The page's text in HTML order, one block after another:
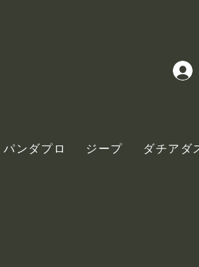
パンダプロ ジープ ダチアダ